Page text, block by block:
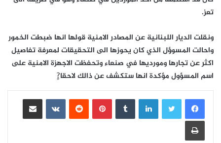
تعز.
ونقلت الديار اللبنانية عن المصادر الامنية قولها انها ضبطت الخمور
واحالت المسوؤل الذي كان يحوزها الى التحقيقات لمعرفة تفاصيل
اكثر عن تجارها ومورديها في صنعاء وتحفظت الاجهزة الامنية على
اسم المسؤول مؤكدة انها ستكشف عن ذالك لاحقا?ٍ
لينكدإن بينتيريست
مشاركة عبر البريد
طباعة